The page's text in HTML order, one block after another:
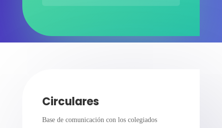
Circulares
Base de comunicación con los colegiados